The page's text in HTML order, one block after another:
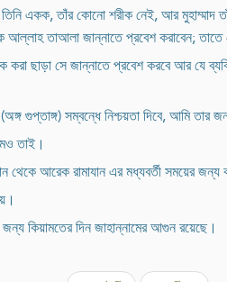
একক, তাঁর কোনো শরীক নেই, আর মুহাম্মাদ
তাআলা জান্নাতে প্রবেশ করাবেন; তাতে
ছাড়া সে জান্নাতে প্রবেশ করবে আর যে
গুপ্তাঙ্গ) সম্বন্ধে নিশ্চয়তা দিবে, আমি তার
তাই।
আরেক রামাযান এর মধ্যবর্তী সময়ের জন্য
কিয়ামতের দিন জাহান্নামের আগুন রয়েছে।